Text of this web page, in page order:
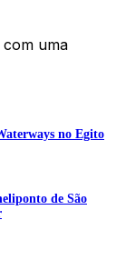
uma
no Egito
de São